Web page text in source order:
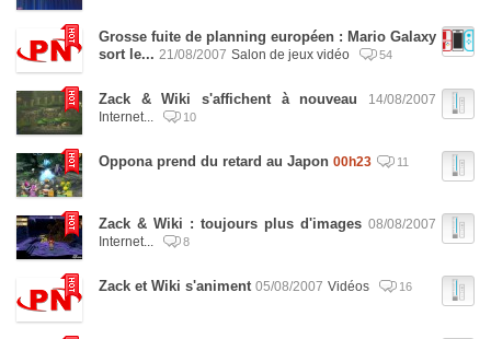
Grosse fuite de planning européen : Mario Galaxy
sort le... 21/08/2007 Salon de jeux vidéo 54
Zack & Wiki s'affichent à nouveau
14/08/2007
Internet...
10
Oppona prend du retard au Japon 00h23 11
Zack & Wiki : toujours plus d'images 08/08/2007
Internet...
8
Zack et Wiki s'animent 05/08/2007 Vidéos 16